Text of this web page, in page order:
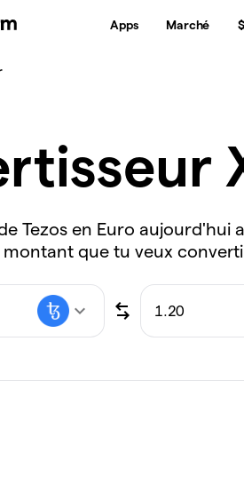
Apps Marché
Tezos en Euro aujourd'hui
montant que tu veux